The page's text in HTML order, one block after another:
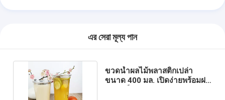
এর সেরা মূল্য পান
ขวดน้ำผลไม้พลาสติกเปล่า
ขนาด 400 มล. เปิดง่ายพร้อมฝา